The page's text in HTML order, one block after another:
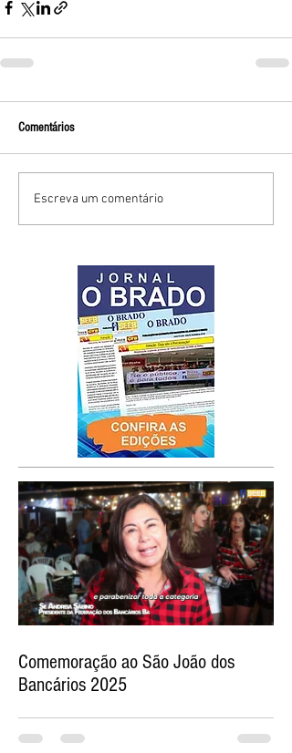
Comentários
Escreva um comentário
Comemoração ao São João dos
Bancários 2025